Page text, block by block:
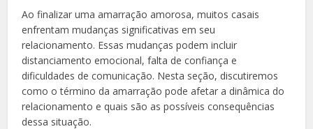
Ao finalizar uma amarração amorosa, muitos casais
enfrentam mudanças significativas em seu
relacionamento. Essas mudanças podem incluir
distanciamento emocional, falta de confiança e
dificuldades de comunicação. Nesta seção, discutiremos
como o término da amarração pode afetar a dinâmica do
relacionamento e quais são as possíveis consequências
dessa situação.